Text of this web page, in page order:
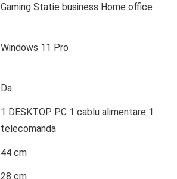
Gaming Statie business Home office
Windows 11 Pro
Da
1 DESKTOP PC 1 cablu alimentare 1
telecomanda
44 cm
28 cm